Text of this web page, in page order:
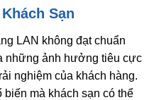
Sạn
LAN không đạt chuẩn
những ảnh hưởng tiêu cực
nghiệm của khách hàng.
mà khách sạn có thể